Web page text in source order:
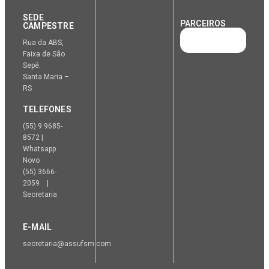
SEDE
CAMPESTRE
Rua da ABS,
Faixa de São
Sepé.
Santa Maria –
RS
TELEFONES
(55) 9.9685-
8572 |
Whatsapp
Novo
(55) 3666-
2059 |
Secretaria
E-MAIL
secretaria@assufsm.com
PARCEIROS